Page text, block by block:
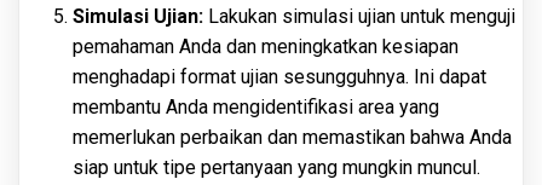
Simulasi Ujian: Lakukan simulasi ujian untuk menguji
pemahaman Anda dan meningkatkan kesiapan
menghadapi format ujian sesungguhnya. Ini dapat
membantu Anda mengidentifikasi area yang
memerlukan perbaikan dan memastikan bahwa Anda
siap untuk tipe pertanyaan yang mungkin muncul.